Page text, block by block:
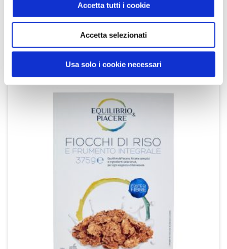
Accetta tutti i cookie
Accetta selezionati
Usa solo i cookie necessari
Farina di Ceci 500 g
Equilibrio & Piacere
SCOPRI IL PRODOTTO